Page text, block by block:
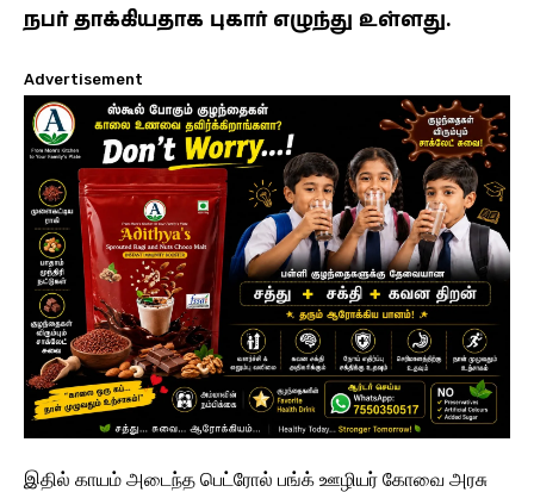
நபர் தாக்கியதாக புகார் எழுந்து உள்ளது.
Advertisement
இதில் காயம் அடைந்த பெட்ரோல் பங்க் ஊழியர் கோவை அரசு